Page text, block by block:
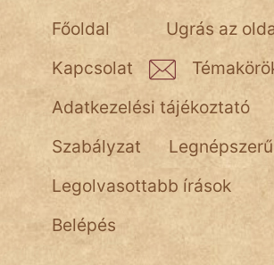
Ugrás az
Főoldal
Kapcsolat
Adatkezelési tájékoztató
Szabályzat
Legolvasottabb írások
Belépés